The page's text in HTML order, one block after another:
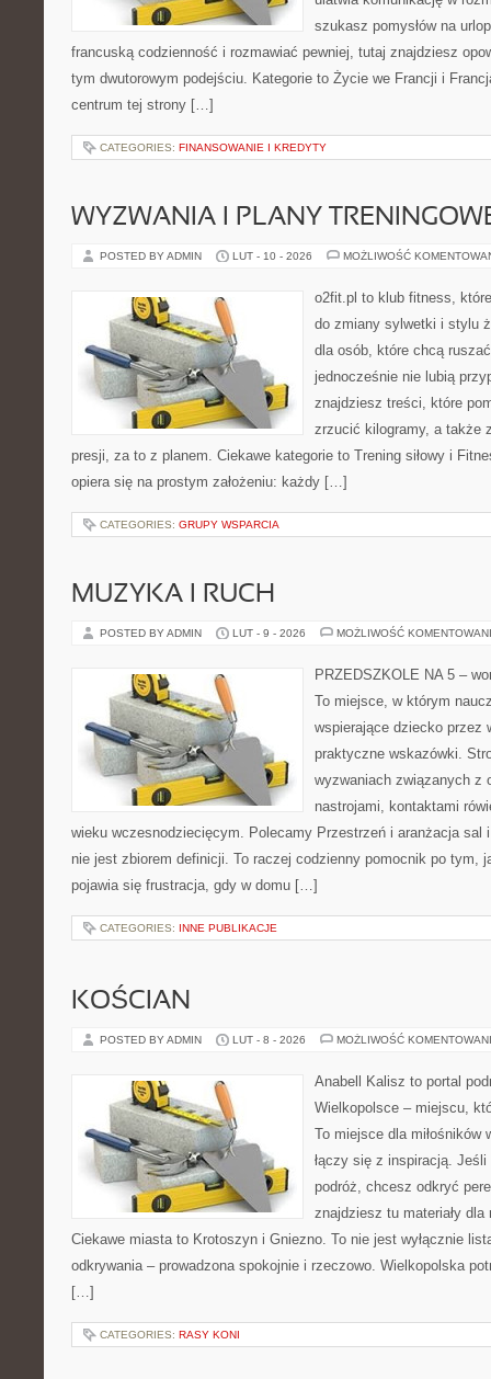
szukasz pomysłów na
francuską codzienność i rozmawiać pewniej, tutaj znajdziesz
tym dwutorowym podejściu. Kategorie to Życie we Francji i
centrum tej strony […]
CATEGORIES: FINANSOWANIE I KREDYTY
WYZWANIA I PLANY
POSTED BY ADMIN LUT - 10 - 2026 MOŻLIWOŚĆ
o2fit.pl to klub fitness,
do zmiany sylwetki i stylu
dla osób, które chcą
jednocześnie nie lubią
znajdziesz treści, które
zrzucić kilogramy, a także
presji, za to z planem. Ciekawe kategorie to Trening siłowy i
opiera się na prostym założeniu: każdy […]
CATEGORIES: GRUPY WSPARCIA
MUZYKA I RUCH
POSTED BY ADMIN LUT - 9 - 2026 MOŻLIWOŚĆ
PRZEDSZKOLE NA 5 –
To miejsce, w którym
wspierające dziecko przez
praktyczne wskazówki.
wyzwaniach związanych z
nastrojami, kontaktami
wieku wczesnodziecięcym. Polecamy Przestrzeń i aranżacja sal
nie jest zbiorem definicji. To raczej codzienny pomocnik po tym,
pojawia się frustracja, gdy w domu […]
CATEGORIES: INNE PUBLIKACJE
KOŚCIAN
POSTED BY ADMIN LUT - 8 - 2026 MOŻLIWOŚĆ
Anabell Kalisz to portal
Wielkopolsce – miejscu,
To miejsce dla miłośników
łączy się z inspiracją.
podróż, chcesz odkryć
znajdziesz tu materiały
Ciekawe miasta to Krotoszyn i Gniezno. To nie jest wyłącznie
odkrywania – prowadzona spokojnie i rzeczowo. Wielkopolska
[…]
CATEGORIES: RASY KONI